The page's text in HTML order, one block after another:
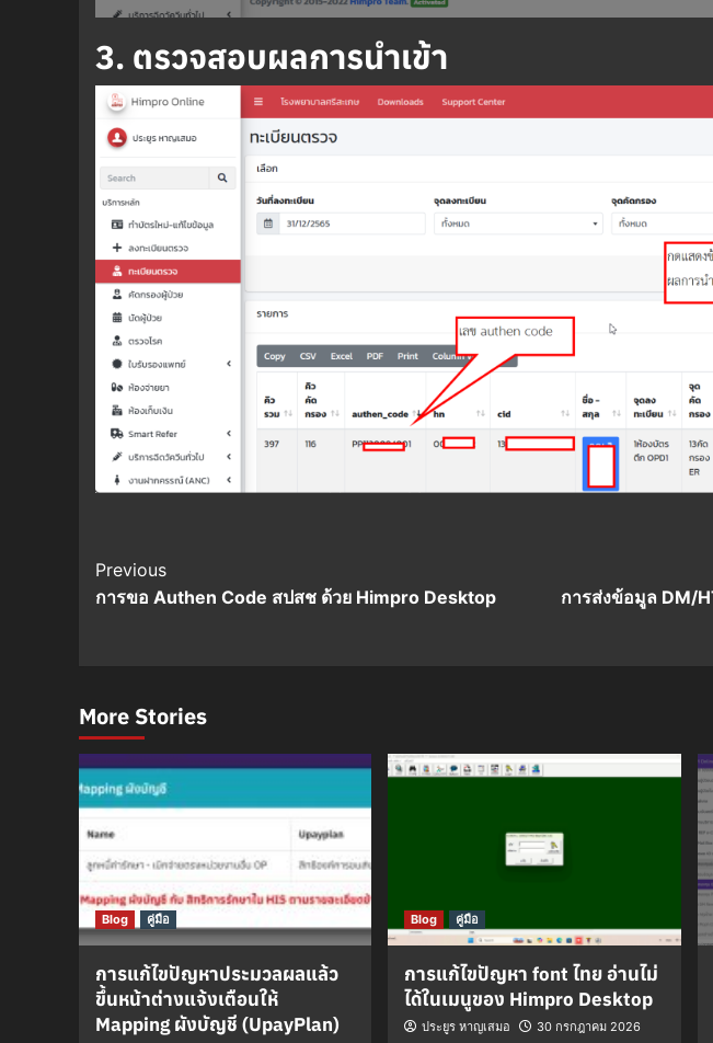
3. ตรวจสอบผลการนำเข้า
Post
Navigation
Previous
การขอ Authen Code สปสช ด้วย Himpro Desktop
การส่งข้อมูล DM/
More Stories
Blog คู่มือ
การแก้ไขปัญหาประมวลผลแล้ว
ขึ้นหน้าต่างแจ้งเตือนให้
Mapping ผังบัญชี (UpayPlan)
Blog คู่มือ
การแก้ไขปัญหา font ไทย อ่านไม่
ได้ในเมนูของ Himpro Desktop
ประยูร หาญเสมอ 30 กรกฎาคม 2026